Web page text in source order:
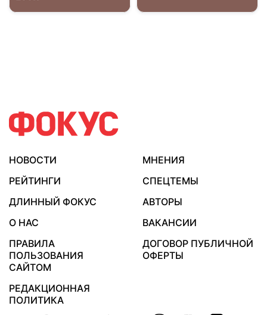
НОВОСТИ
МНЕНИЯ
РЕЙТИНГИ
СПЕЦТЕМЫ
ДЛИННЫЙ ФОКУС
АВТОРЫ
О НАС
ВАКАНСИИ
ПРАВИЛА
ПОЛЬЗОВАНИЯ
САЙТОМ
ДОГОВОР ПУБЛИЧНОЙ
ОФЕРТЫ
РЕДАКЦИОННАЯ
ПОЛИТИКА